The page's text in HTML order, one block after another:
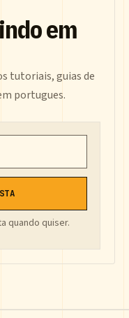
em
tutoriais, guias de
portugues.
quando quiser.